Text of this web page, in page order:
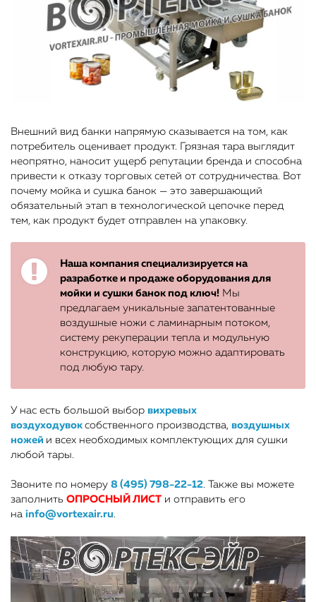
Внешний вид банки напрямую сказывается на том, как
потребитель оценивает продукт. Грязная тара выглядит
неопрятно, наносит ущерб репутации бренда и способна
привести к отказу торговых сетей от сотрудничества. Вот
почему мойка и сушка банок — это завершающий
обязательный этап в технологической цепочке перед
тем, как продукт будет отправлен на упаковку.
Наша компания специализируется на
разработке и продаже оборудования для
мойки и сушки банок под ключ! Мы
предлагаем уникальные запатентованные
воздушные ножи с ламинарным потоком,
систему рекуперации тепла и модульную
конструкцию, которую можно адаптировать
под любую тару.
У нас есть большой выбор вихревых
воздуходувок собственного производства, воздушных
ножей и всех необходимых комплектующих для сушки
любой тары.
Звоните по номеру 8 (495) 798-22-12. Также вы можете
заполнить ОПРОСНЫЙ ЛИСТ и отправить его
на info@vortexair.ru.